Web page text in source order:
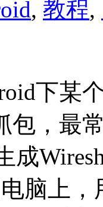
, 教程,
下某
包，最
成
脑上，